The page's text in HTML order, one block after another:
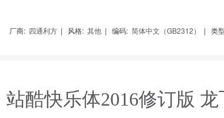
厂商: 四通利方 | 风格: 其他 | 编码: 简体中文（GB2312） | 类